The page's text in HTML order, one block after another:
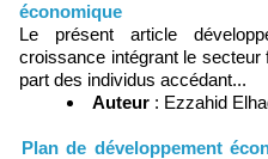
économique
Le présent article
croissance intégrant le
part des individus accédant...
Auteur : Ezzahid
Plan de développement